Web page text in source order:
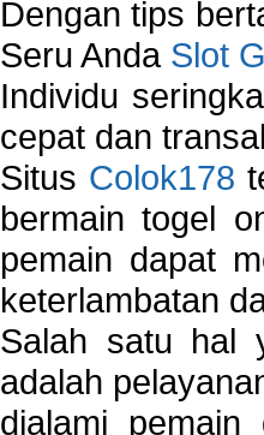
Dengan tips
Seru Anda Slot
Individu
cepat dan
Situs Colok178
bermain togel
pemain dapat
keterlambatan
Salah satu hal
adalah
dialami